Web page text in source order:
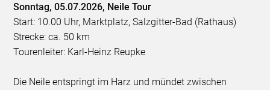
Sonntag, 05.07.2026, Neile Tour
Start: 10.00 Uhr, Marktplatz, Salzgitter-Bad (Rathaus)
Strecke: ca. 50 km
Tourenleiter: Karl-Heinz Reupke
Die Neile entspringt im Harz und mündet zwischen